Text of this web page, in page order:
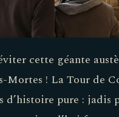
cette géante
Mortes ! La Tour de
d’histoire pure : jadis